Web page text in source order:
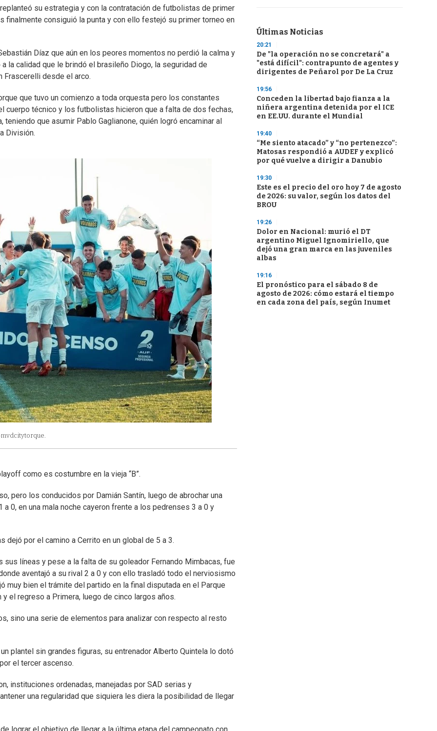
su estrategia y con la contratación de futbolistas de primer
finalmente consiguió la punta y con ello festejó su primer torneo en
Díaz que aún en los peores momentos no perdió la calma y
la calidad que le brindó el brasileño Diogo, la seguridad de
Frascerelli desde el arco.
que tuvo un comienzo a toda orquesta pero los constantes
cuerpo técnico y los futbolistas hicieron que a falta de dos fechas,
que asumir Pablo Gaglianone, quién logró encaminar al
División.
como es costumbre en la vieja “B”.
pero los conducidos por Damián Santín, luego de abrochar una
0, en una mala noche cayeron frente a los pedrenses 3 a 0 y
dejó por el camino a Cerrito en un global de 5 a 3.
líneas y pese a la falta de su goleador Fernando Mimbacas, fue
aventajó a su rival 2 a 0 y con ello trasladó todo el nerviosismo
muy bien el trámite del partido en la final disputada en el Parque
el regreso a Primera, luego de cinco largos años.
sino una serie de elementos para analizar con respecto al resto
plantel sin grandes figuras, su entrenador Alberto Quintela lo dotó
el tercer ascenso.
instituciones ordenadas, manejadas por SAD serias y
una regularidad que siquiera les diera la posibilidad de llegar
Últimas Noticias
20:21
De "la operación no se concretará" a
"está difícil": contrapunto de agentes y
dirigentes de Peñarol por De La Cruz
19:56
Conceden la libertad bajo fianza a la
niñera argentina detenida por el ICE
en EE.UU. durante el Mundial
19:40
“Me siento atacado” y “no pertenezco”:
Matosas respondió a AUDEF y explicó
por qué vuelve a dirigir a Danubio
19:30
Este es el precio del oro hoy 7 de agosto
de 2026: su valor, según los datos del
BROU
19:26
Dolor en Nacional: murió el DT
argentino Miguel Ignomiriello, que
dejó una gran marca en las juveniles
albas
19:16
El pronóstico para el sábado 8 de
agosto de 2026: cómo estará el tiempo
en cada zona del país, según Inumet